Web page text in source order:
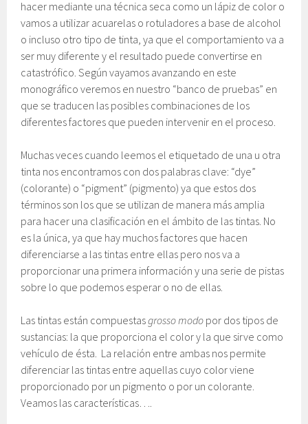
hacer mediante una técnica seca como un lápiz de color o
vamos a utilizar acuarelas o rotuladores a base de alcohol
o incluso otro tipo de tinta, ya que el comportamiento va a
ser muy diferente y el resultado puede convertirse en
catastrófico. Según vayamos avanzando en este
monográfico veremos en nuestro “banco de pruebas” en
que se traducen las posibles combinaciones de los
diferentes factores que pueden intervenir en el proceso.
Muchas veces cuando leemos el etiquetado de una u otra
tinta nos encontramos con dos palabras clave: “dye”
(colorante) o “pigment” (pigmento) ya que estos dos
términos son los que se utilizan de manera más amplia
para hacer una clasificación en el ámbito de las tintas. No
es la única, ya que hay muchos factores que hacen
diferenciarse a las tintas entre ellas pero nos va a
proporcionar una primera información y una serie de pistas
sobre lo que podemos esperar o no de ellas.
Las tintas están compuestasgrosso modo por dos tipos de
sustancias: la que proporciona el color y la que sirve como
vehículo de ésta. La relación entre ambas nos permite
diferenciar las tintas entre aquellas cuyo color viene
proporcionado por un pigmento o por un colorante.
Veamos las características….